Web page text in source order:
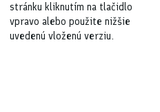
stránku kliknutím na tlačidlo
vpravo alebo použite nižšie
uvedenú vloženú verziu.